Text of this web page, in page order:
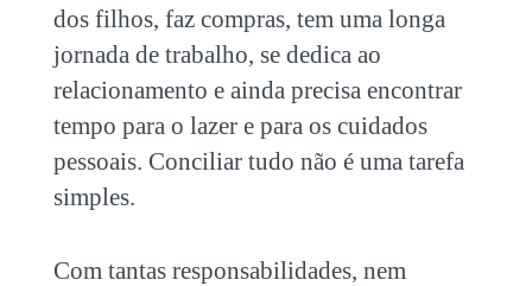
dos filhos, faz compras, tem uma longa
jornada de trabalho, se dedica ao
relacionamento e ainda precisa encontrar
tempo para o lazer e para os cuidados
pessoais. Conciliar tudo não é uma tarefa
simples.
Com tantas responsabilidades, nem